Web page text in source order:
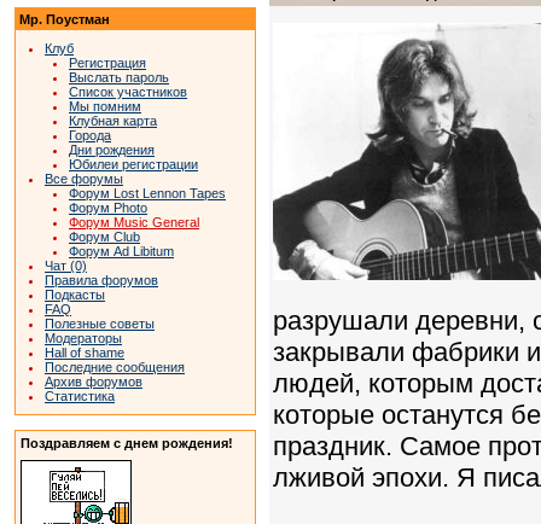
Мр. Поустман
Клуб
Регистрация
Выслать пароль
Список участников
Мы помним
Клубная карта
Города
Дни рождения
Юбилеи регистрации
Все форумы
Форум Lost Lennon Tapes
Форум Photo
Форум Music General
Форум Club
Форум Ad Libitum
Чат (0)
Правила форумов
Подкасты
FAQ
Полезные советы
Модераторы
Hall of shame
Последние сообщения
Архив форумов
Статистика
Поздравляем с днем рождения!
разрушали деревни,
закрывали фабрики
людей, которым
которые останутся
праздник. Самое
лживой эпохи. Я